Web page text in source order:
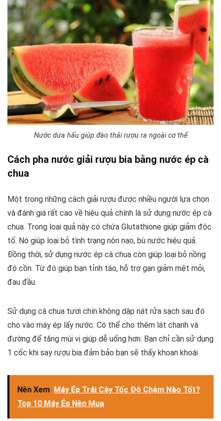
Nước dưa hấu giúp đào thải rượu ra ngoài cơ thể
Cách pha nước giải rượu bia bằng nước ép cà
chua
Một trong những cách giải rượu được nhiều người lựa chọn
và đánh giá rất cao về hiệu quả chính là sử dụng nước ép cà
chua. Trong loại quả này có chứa Glutathione giúp giảm độc
tố. Nó giúp loại bỏ tình trạng nôn nao, bù nước hiệu quả.
Đồng thời, sử dụng nước ép cà chua còn giúp loại bỏ nồng
độ cồn. Từ đó giúp bạn tỉnh táo, hỗ trợ gạn giảm mệt mỏi,
đau đầu.
Sử dụng cà chua tươi chín không dập nát rửa sạch sau đó
cho vào máy ép lấy nước. Có thể cho thêm lát chanh và
đường để tăng mùi vị giúp dễ uống hơn. Bạn chỉ cần sử dụng
1 cốc khi say rượu bia đảm bảo bạn sẽ thấy khoan khoái.
Nên Xem Máy Ép Trái Cây Tốc Độ Chậm Nào Tốt?
Top 10 Máy Ép Nên Mua